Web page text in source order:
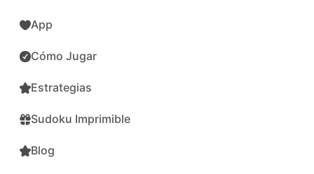
App
Cómo Jugar
Estrategias
Sudoku Imprimible
Blog